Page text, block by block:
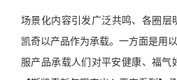
场景化内容引发广泛共鸣、各圈层
凯奇以产品作为承载。一方面是用
服产品承载人们对平安健康、福气